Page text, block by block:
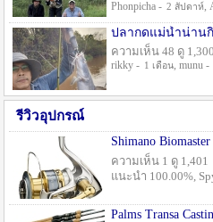
Phonpicha - 2 สัปดาห์,
ปลากดแม่น้ำน่าน
ความเห็น 48 ดู 1,300
rikky - 1 เดือน, munu -
รีวิวอุปกรณ์
Shimano
ความเห็น 1 ดู 1,401
แนะนำ 100.00%,
Palms Transa